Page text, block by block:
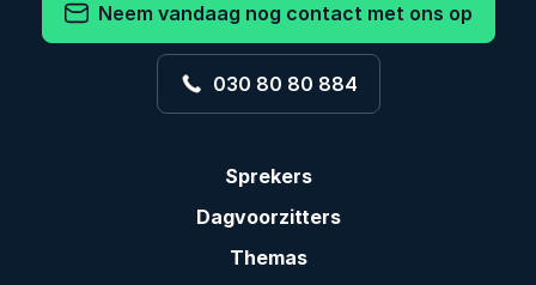
Neem vandaag nog contact met ons op
030 80 80 884
Sprekers
Dagvoorzitters
Themas